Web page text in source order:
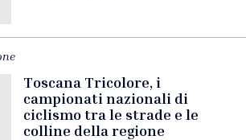
Toscana Tricolore, i
campionati nazionali di
ciclismo tra le strade e le
colline della regione